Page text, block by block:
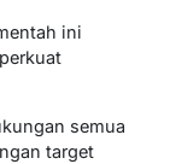
ini
semua
target